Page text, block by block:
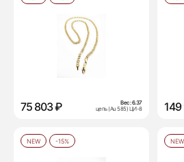
75 803 ₽ Вес:6.37
цепь (Au 585) ЦИ-8
NEW -15% NEW